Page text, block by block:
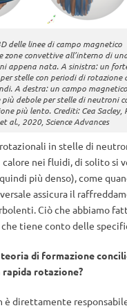
delle linee di campo magnetico
zone convettive all’interno di
appena nata. A sinistra: un
stelle con periodi di rotazione
A destra: un campo magnetico
debole per stelle di neutroni
più lento. Crediti: Cea Sacley,
et al., 2020, Science Advances
in stelle di
nei fluidi, di solito si
più denso), come
assicura il
Ciò che abbiamo
tiene conto delle
di formazione
rapida rotazione?
è direttamente